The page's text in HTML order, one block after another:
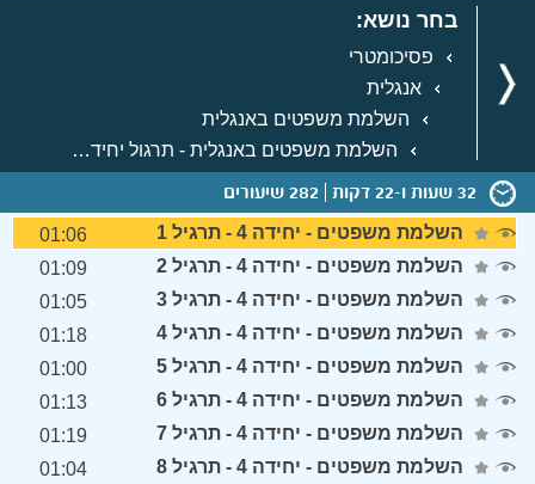
בחר נושא:
פסיכומטרי
אנגלית
השלמת משפטים באנגלית
השלמת משפטים באנגלית - תרגול יחידה 4
32 שעות ו-22 דקות 282 שיעורים
השלמת משפטים - יחידה 4 - תרגיל 1
01:06
השלמת משפטים - יחידה 4 - תרגיל 2
01:09
השלמת משפטים - יחידה 4 - תרגיל 3
01:05
השלמת משפטים - יחידה 4 - תרגיל 4
01:18
השלמת משפטים - יחידה 4 - תרגיל 5
01:00
השלמת משפטים - יחידה 4 - תרגיל 6
01:13
השלמת משפטים - יחידה 4 - תרגיל 7
01:19
השלמת משפטים - יחידה 4 - תרגיל 8
01:04